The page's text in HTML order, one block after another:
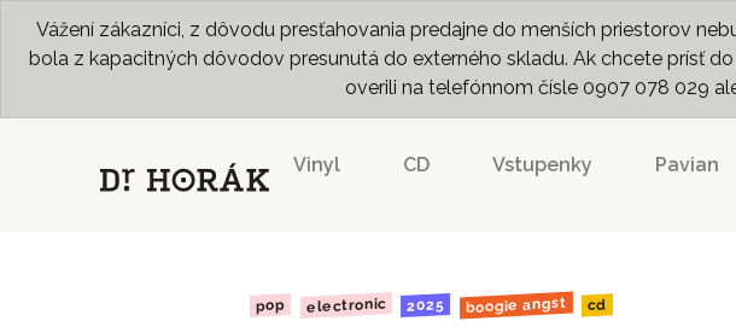
Vážení zákazníci, z dôvodu presťahovania predajne do menších priestorov
bola z kapacitných dôvodov presunutá do externého skladu. Ak chcete prísť
overili na telefónnom čísle 0907 078 029
Vinyl CD Vstupenky Pavian
pop electronic 2025 boogie angst cd